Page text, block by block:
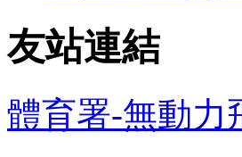
友站連結
體育署-無動力